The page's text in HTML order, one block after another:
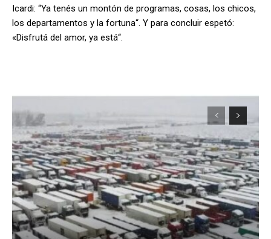
Icardi: “Ya tenés un montón de programas, cosas, los chicos,
los departamentos y la fortuna“. Y para concluir espetó:
«Disfrutá del amor, ya está“.